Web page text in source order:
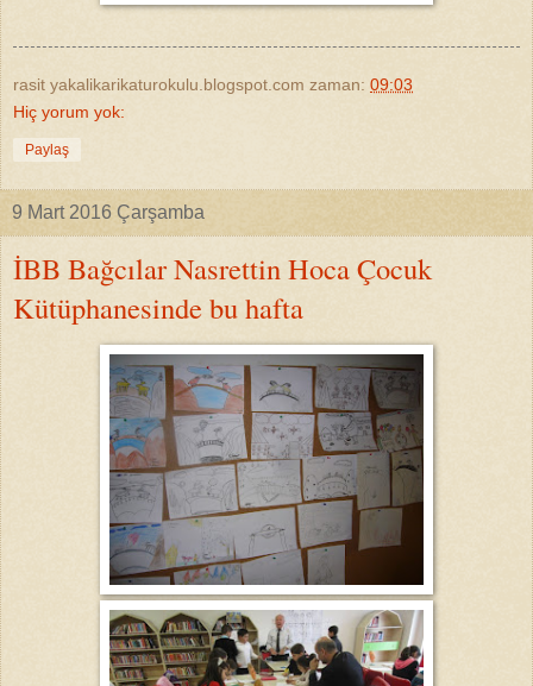
rasit yakalikarikaturokulu.blogspot.com zaman: 09:03
Hiç yorum yok:
Paylaş
9 Mart 2016 Çarşamba
İBB Bağcılar Nasrettin Hoca Çocuk
Kütüphanesinde bu hafta